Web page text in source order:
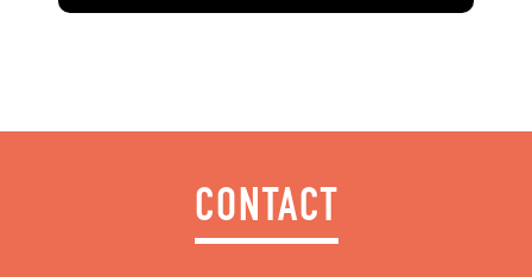
CONTACT